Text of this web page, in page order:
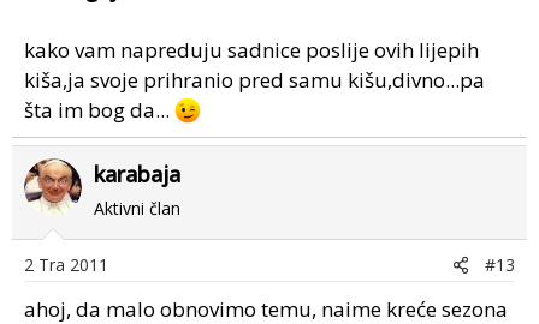
kako vam napreduju sadnice poslije ovih lijepih
kiša,ja svoje prihranio pred samu kišu,divno...pa
šta im bog da...
karabaja
Aktivni član
2 Tra 2011 #13
ahoj, da malo obnovimo temu, naime kreće sezona